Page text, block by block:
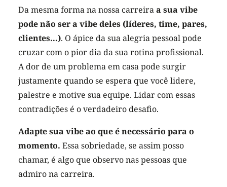
Da mesma forma na nossa carreiraa sua vibe
pode não ser a vibe deles (líderes, time, pares,
clientes…). O ápice da sua alegria pessoal pode
cruzar com o pior dia da sua rotina profissional.
A dor de um problema em casa pode surgir
justamente quando se espera que você lidere,
palestre e motive sua equipe. Lidar com essas
contradições é o verdadeiro desafio.
Adapte sua vibe ao que é necessário para o
momento. Essa sobriedade, se assim posso
chamar, é algo que observo nas pessoas que
admiro na carreira.